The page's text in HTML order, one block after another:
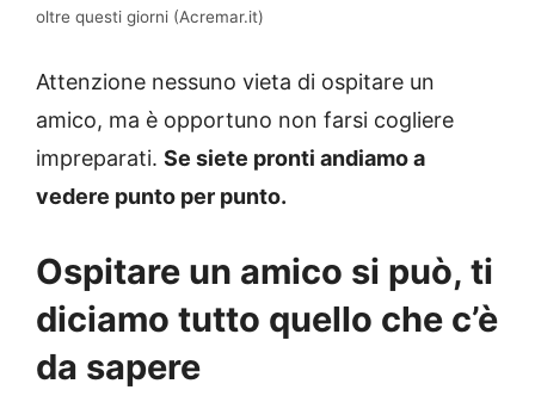
oltre questi giorni (Acremar.it)
Attenzione nessuno vieta di ospitare un
amico, ma è opportuno non farsi cogliere
impreparati. Se siete pronti andiamo a
vedere punto per punto.
Ospitare un amico si può, ti
diciamo tutto quello che c’è
da sapere